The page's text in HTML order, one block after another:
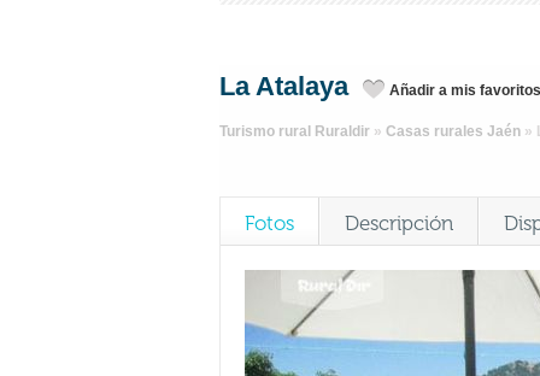
La Atalaya Añadir a mis favoritos
Turismo rural Ruraldir » Casas rurales Jaén »
Fotos Descripción